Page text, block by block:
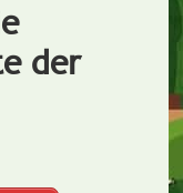
der